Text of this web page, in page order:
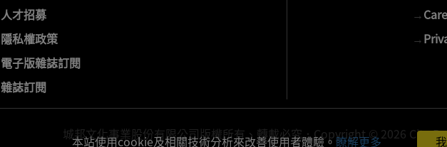
人才招募
隱私權政策
電子版雜誌訂閱
雜誌訂閱
→
→
城邦文化事業股份有限公司版權所有、轉載必究．Copyright © 2026 Cite
本站使用cookie及相關技術分析來改善使用者體驗。瞭解更多